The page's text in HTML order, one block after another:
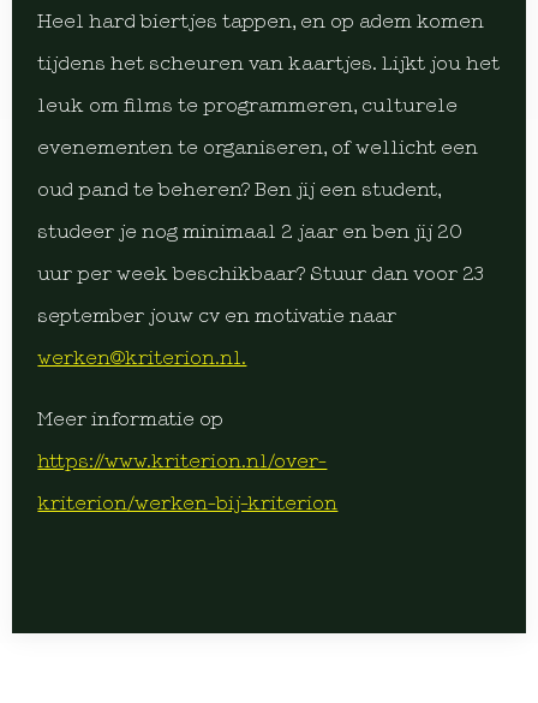
Heel hard biertjes tappen, en op adem komen
tijdens het scheuren van kaartjes. Lijkt jou het
leuk om films te programmeren, culturele
evenementen te organiseren, of wellicht een
oud pand te beheren? Ben jij een student,
studeer je nog minimaal 2 jaar en ben jij 20
uur per week beschikbaar? Stuur dan voor 23
september jouw cv en motivatie naar
werken@kriterion.nl.
Meer informatie op
https://www.kriterion.nl/over-
kriterion/werken-bij-kriterion